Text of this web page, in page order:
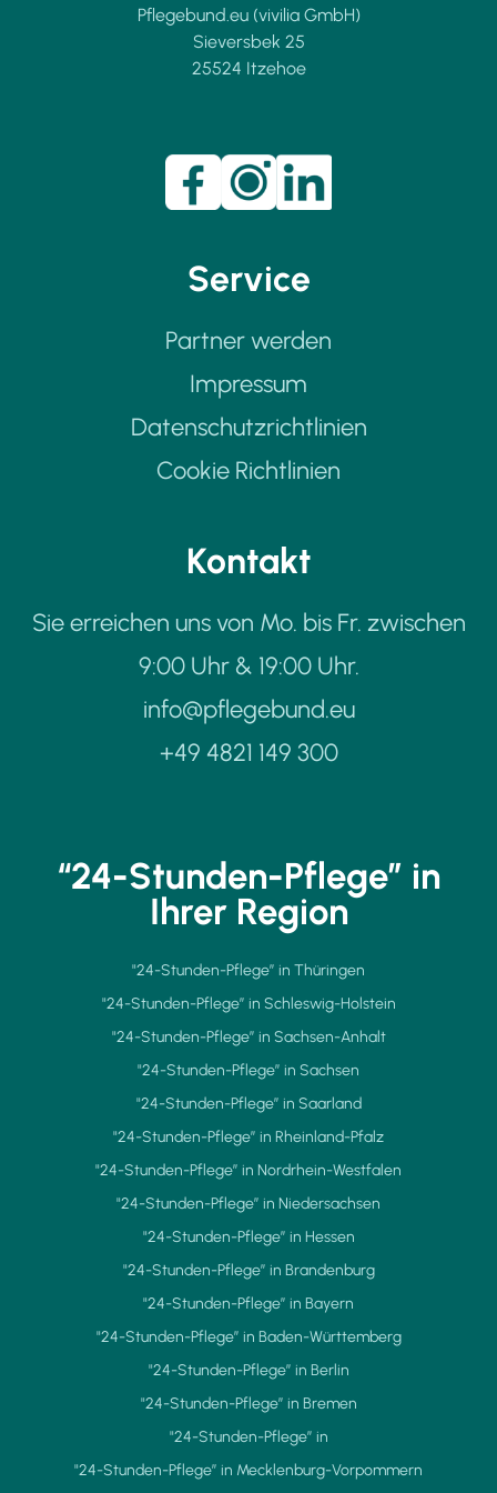
Pflegebund.eu (vivilia GmbH)
Sieversbek 25
25524 Itzehoe
Kontakt
Sie erreichen uns von Mo. bis Fr. zwischen
9:00 Uhr & 19:00 Uhr.
info@pflegebund.eu
+49 4821 149 300
Service
Partner werden
Impressum
Datenschutzrichtlinien
Cookie Richtlinien
“24-Stunden-Pflege” in
Ihrer Region
"24-Stunden-Pflege” in Thüringen
"24-Stunden-Pflege” in Schleswig-Holstein
"24-Stunden-Pflege” in Sachsen-Anhalt
"24-Stunden-Pflege” in Sachsen
"24-Stunden-Pflege” in Saarland
"24-Stunden-Pflege” in Rheinland-Pfalz
"24-Stunden-Pflege” in Nordrhein-Westfalen
"24-Stunden-Pflege” in Niedersachsen
"24-Stunden-Pflege” in Hessen
"24-Stunden-Pflege” in Brandenburg
"24-Stunden-Pflege” in Bayern
"24-Stunden-Pflege” in Baden-Württemberg
"24-Stunden-Pflege” in Berlin
"24-Stunden-Pflege” in Bremen
"24-Stunden-Pflege” in
"24-Stunden-Pflege” in Mecklenburg-Vorpommern